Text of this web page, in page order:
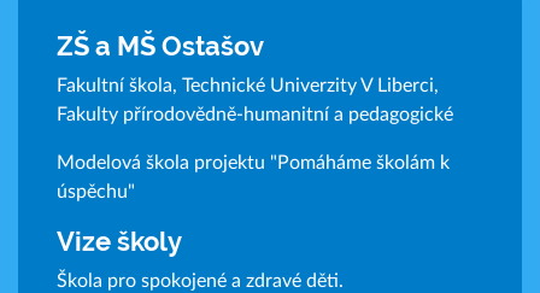
ZŠ a MŠ Ostašov
Fakultní škola, Technické Univerzity V Liberci,
Fakulty přírodovědně-humanitní a pedagogické
Modelová škola projektu "Pomáháme školám k
úspěchu"
Vize školy
Škola pro spokojené a zdravé děti.